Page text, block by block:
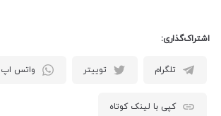
اشتراک‌گذاری:
تلگرام توییتر واتس اپ
کپی با لینک کوتاه